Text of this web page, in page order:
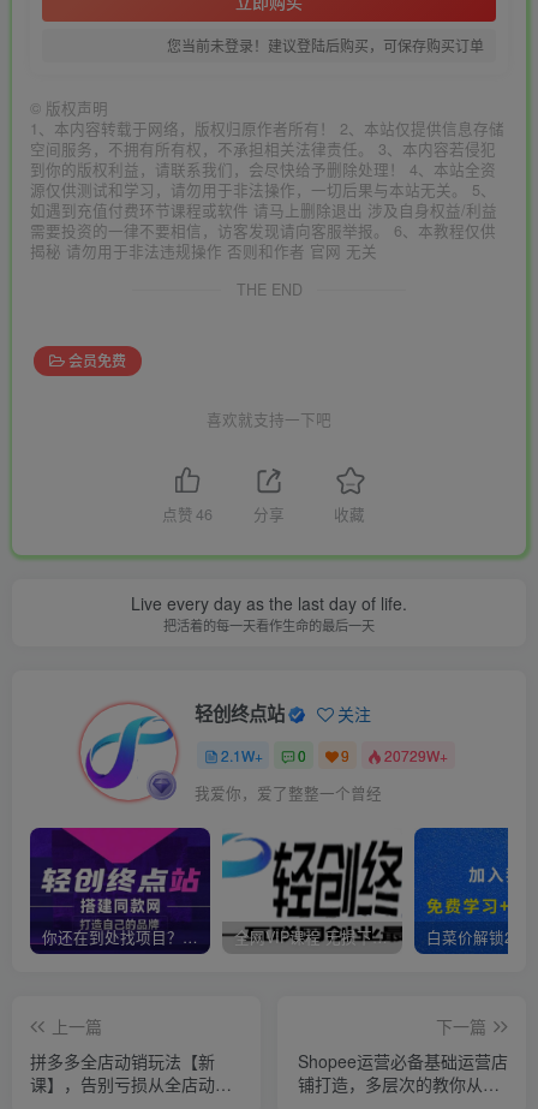
您当前未登录！建议登陆后购买，可保存购买订单
© 版权声明
1、本内容转载于网络，版权归原作者所有！ 2、本站仅提供信息存储
空间服务，不拥有所有权，不承担相关法律责任。 3、本内容若侵犯
到你的版权利益，请联系我们，会尽快给予删除处理！ 4、本站全资
源仅供测试和学习，请勿用于非法操作，一切后果与本站无关。 5、
如遇到充值付费环节课程或软件 请马上删除退出 涉及自身权益/利益
需要投资的一律不要相信，访客发现请向客服举报。 6、本教程仅供
揭秘 请勿用于非法违规操作 否则和作者 官网 无关
THE END
会员免费
喜欢就支持一下吧
点赞46 分享 收藏
Live every day as the last day of life.
把活着的每一天看作生命的最后一天
轻创终点站 关注
2.1W+ 0 9 20729W+
我爱你，爱了整整一个曾经
你还在到处找项目？还在当韭菜？我靠卖项目一个月收入5万+，曾经我也是个失败者。 全网VIP课程 无损下载~
上一篇
拼多多全店动销玩法【新
课】，告别亏损从全店动销
下一篇
Shopee运营必备基础运营店
铺打造，多层次的教你从0-1